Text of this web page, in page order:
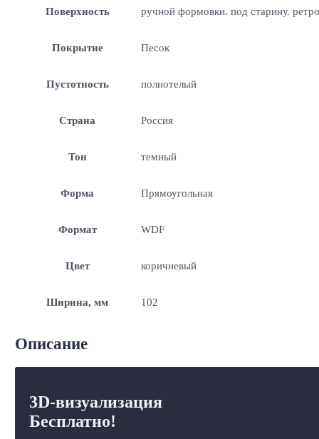
Поверхность ручной формовки. под старину. ретро
Покрытие Песок
Пустотность полнотелый
Страна Россия
Тон темный
Форма Прямоугольная
Формат WDF
Цвет коричневый
Ширина, мм 102
Описание
3D-визуализация
Бесплатно!